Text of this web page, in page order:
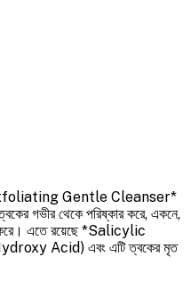
Gentle Cleanser*
গভীর থেকে পরিষ্কার করে, একনে,
করে। এতে রয়েছে *Salicylic
Acid) এবং এটি ত্বকের মৃত